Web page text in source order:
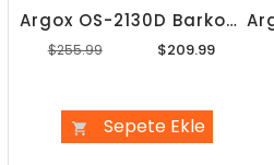
Argox OS-2130D Barkod Yazıcı
$209.99
$255.99
Sepete Ekle